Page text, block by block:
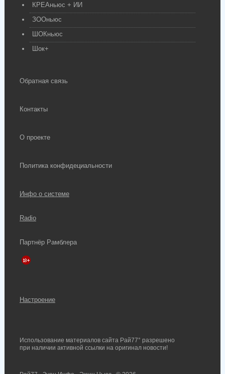
КРЕАньюс + ИИ
ЗООньюс
ШОКньюс
Шок+
Обратная связь
Контакты
О проекте
Политика конфидециальности
Инфо о системе
Radio
Партнёр Рамблера
Настроение
Использование материалов сайта Рай77° разрешено
при наличии активной ссылки на оригинал новости!